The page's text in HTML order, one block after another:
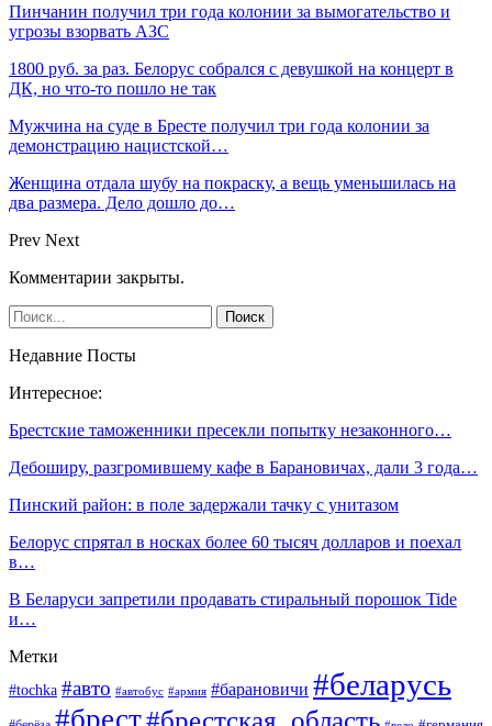
Пинчанин получил три года колонии за вымогательство и
угрозы взорвать АЗС
1800 руб. за раз. Белорус собрался с девушкой на концерт в
ДК, но что-то пошло не так
Мужчина на суде в Бресте получил три года колонии за
демонстрацию нацистской…
Женщина отдала шубу на покраску, а вещь уменьшилась на
два размера. Дело дошло до…
Prev Next
Комментарии закрыты.
Недавние Посты
Интересное:
Брестские таможенники пресекли попытку незаконного…
Дебоширу, разгромившему кафе в Барановичах, дали 3 года…
Пинский район: в поле задержали тачку с унитазом
Белорус спрятал в носках более 60 тысяч долларов и поехал
в…
В Беларуси запретили продавать стиральный порошок Tide
и…
Метки
#tochka #авто #автобус #армия #барановичи #беларусь
#брест#брестская_область